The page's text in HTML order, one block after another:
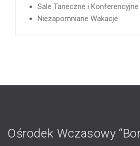
Sale Taneczne i Konferencyjne
Niezapomniane Wakacje
Ośrodek Wczasowy